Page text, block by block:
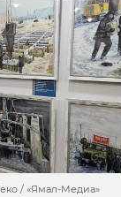
/ «Ямал-Медиа»